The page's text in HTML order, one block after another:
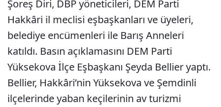
Şoreş Diri, DBP yöneticileri, DEM Parti
Hakkâri il meclisi eşbaşkanları ve üyeleri,
belediye encümenleri ile Barış Anneleri
katıldı. Basın açıklamasını DEM Parti
Yüksekova İlçe Eşbaşkanı Şeyda Bellier yaptı.
Bellier, Hakkâri’nin Yüksekova ve Şemdinli
ilçelerinde yaban keçilerinin av turizmi